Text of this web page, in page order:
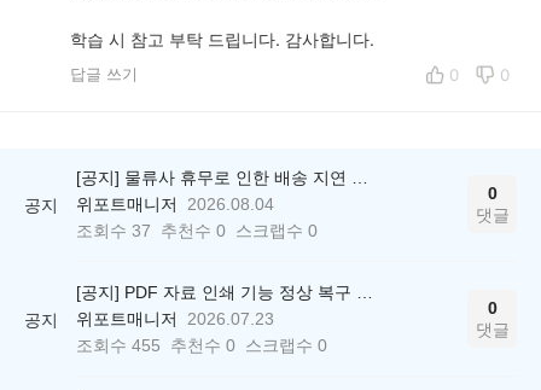
학습 시 참고 부탁 드립니다. 감사합니다.
답글 쓰기 0 0
공지
위포트매니저
2026.08.04
조회수 37 추천수 0 스크랩수 0
0
댓글
공지
위포트매니저
2026.07.23
조회수 455 추천수 0 스크랩수 0
0
댓글